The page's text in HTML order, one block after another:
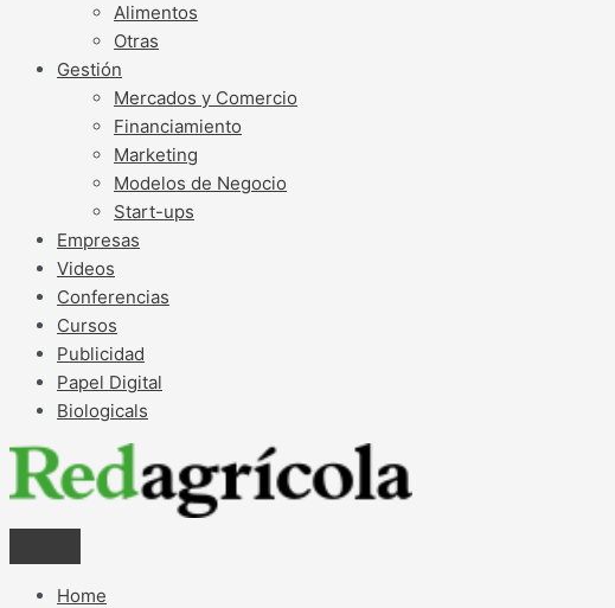
Alimentos
Otras
Gestión
Mercados y Comercio
Financiamiento
Marketing
Modelos de Negocio
Start-ups
Empresas
Videos
Conferencias
Cursos
Publicidad
Papel Digital
Biologicals
Home